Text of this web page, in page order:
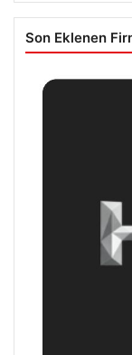
Son Eklenen